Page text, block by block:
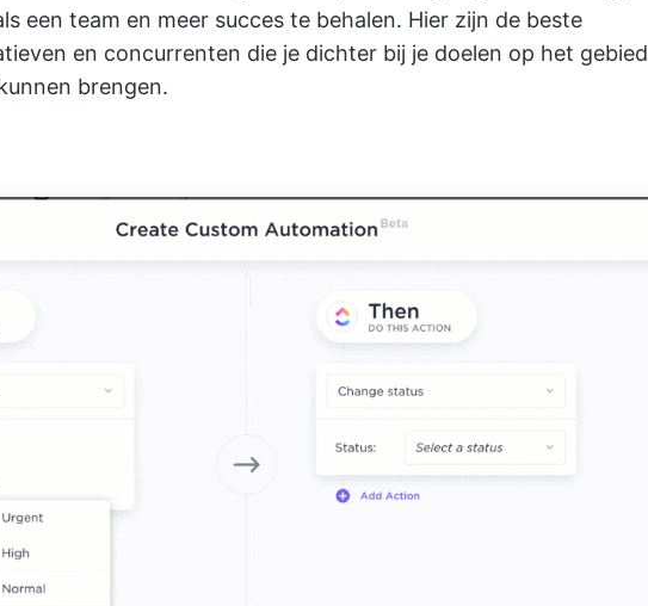
een team en meer succes te behalen. Hier zijn de beste
en concurrenten die je dichter bij je doelen op het gebied
brengen.